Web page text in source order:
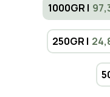
1000GR |
250GR |